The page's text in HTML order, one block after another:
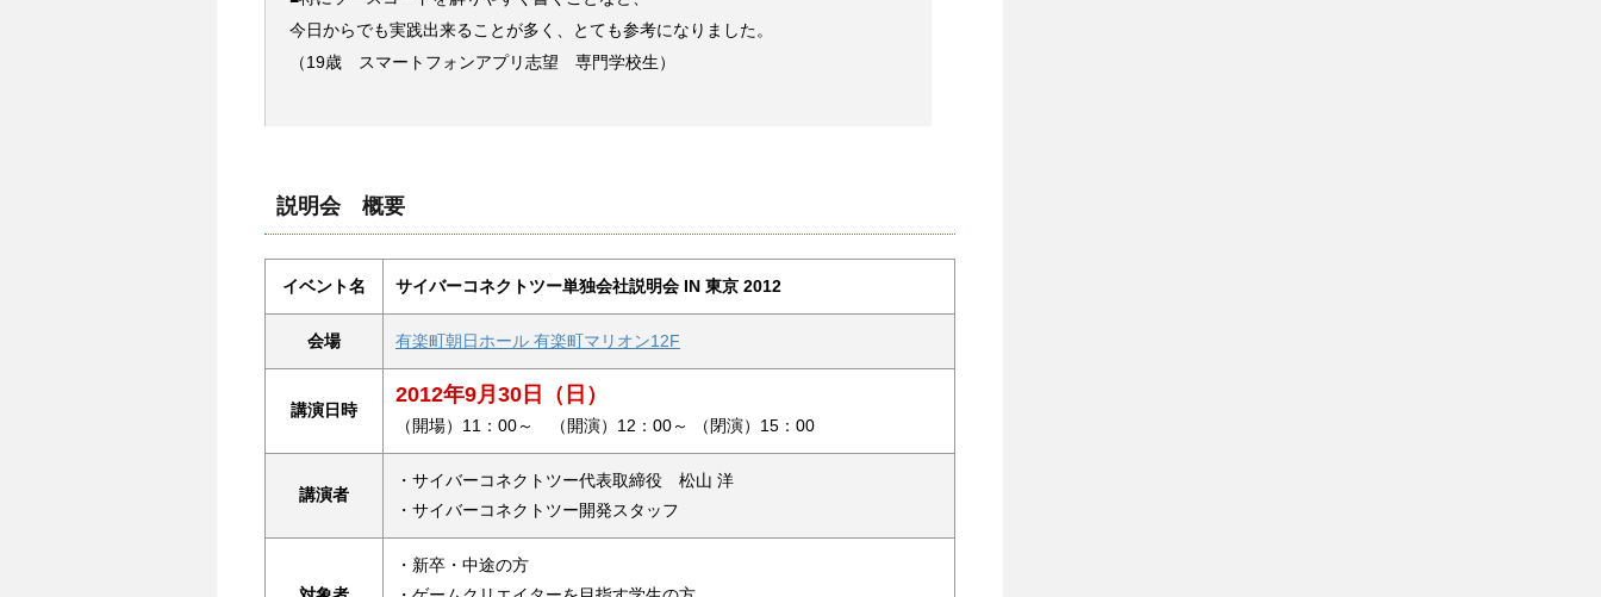
今日からでも実践出来ることが多く、とても参考になりました。
（19歳 スマートフォンアプリ志望 専門学校生）
説明会 概要
イベント名 サイバーコネクトツー単独会社説明会 IN 東京 2012
会場 有楽町朝日ホール 有楽町マリオン12F
講演日時
2012年9月30日（日）
（開場）11：00～ （開演）12：00～ （閉演）15：00
講演者
・サイバーコネクトツー代表取締役 松山 洋
・サイバーコネクトツー開発スタッフ
・新卒・中途の方